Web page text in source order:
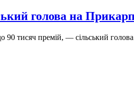
голова на
90 тисяч премій, — сільський